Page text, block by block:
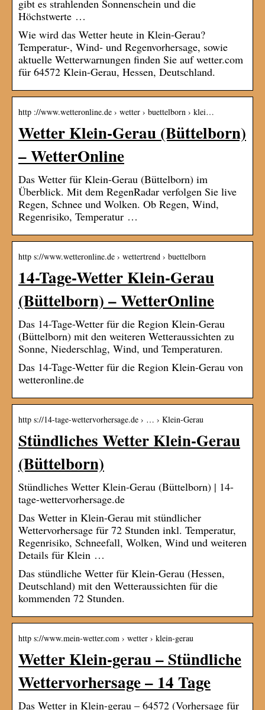
gibt es strahlenden Sonnenschein und die
Höchstwerte …
Wie wird das Wetter heute in Klein-Gerau?
Temperatur-, Wind- und Regenvorhersage, sowie
aktuelle Wetterwarnungen finden Sie auf wetter.com
für 64572 Klein-Gerau, Hessen, Deutschland.
http ://www.wetteronline.de › wetter › buettelborn › klei…
Wetter Klein-Gerau (Büttelborn)
– WetterOnline
Das Wetter für Klein-Gerau (Büttelborn) im
Überblick. Mit dem RegenRadar verfolgen Sie live
Regen, Schnee und Wolken. Ob Regen, Wind,
Regenrisiko, Temperatur …
http s://www.wetteronline.de › wettertrend › buettelborn
14-Tage-Wetter Klein-Gerau
(Büttelborn) – WetterOnline
Das 14-Tage-Wetter für die Region Klein-Gerau
(Büttelborn) mit den weiteren Wetteraussichten zu
Sonne, Niederschlag, Wind, und Temperaturen.
Das 14-Tage-Wetter für die Region Klein-Gerau von
wetteronline.de
http s://14-tage-wettervorhersage.de › … › Klein-Gerau
Stündliches Wetter Klein-Gerau
(Büttelborn)
Stündliches Wetter Klein-Gerau (Büttelborn) | 14-
tage-wettervorhersage.de
Das Wetter in Klein-Gerau mit stündlicher
Wettervorhersage für 72 Stunden inkl. Temperatur,
Regenrisiko, Schneefall, Wolken, Wind und weiteren
Details für Klein …
Das stündliche Wetter für Klein-Gerau (Hessen,
Deutschland) mit den Wetteraussichten für die
kommenden 72 Stunden.
http s://www.mein-wetter.com › wetter › klein-gerau
Wetter Klein-gerau – Stündliche
Wettervorhersage – 14 Tage
Das Wetter in Klein-gerau – 64572 (Vorhersage für